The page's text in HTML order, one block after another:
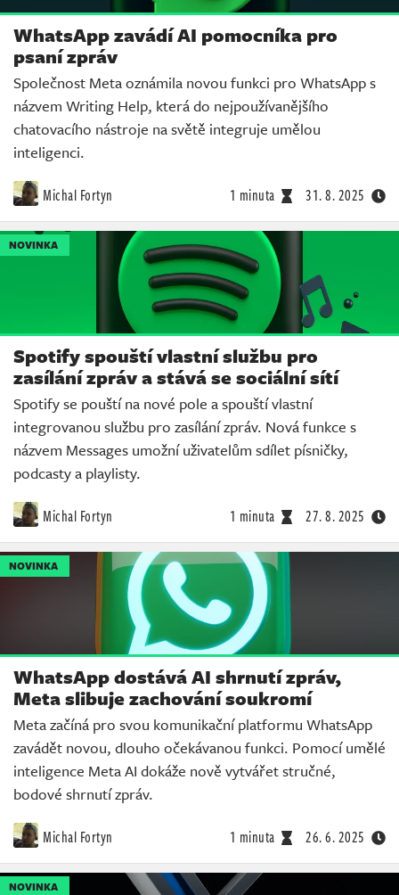
WhatsApp zavádí AI pomocníka pro
psaní zpráv
Společnost Meta oznámila novou funkci pro WhatsApp s
názvem Writing Help, která do nejpoužívanějšího
chatovacího nástroje na světě integruje umělou
inteligenci.
Michal Fortyn 1 minuta 31. 8. 2025
NOVINKA
Spotify spouští vlastní službu pro
zasílání zpráv a stává se sociální sítí
Spotify se pouští na nové pole a spouští vlastní
integrovanou službu pro zasílání zpráv. Nová funkce s
názvem Messages umožní uživatelům sdílet písničky,
podcasty a playlisty.
Michal Fortyn 1 minuta 27. 8. 2025
NOVINKA
WhatsApp dostává AI shrnutí zpráv,
Meta slibuje zachování soukromí
Meta začíná pro svou komunikační platformu WhatsApp
zavádět novou, dlouho očekávanou funkci. Pomocí umělé
inteligence Meta AI dokáže nově vytvářet stručné,
bodové shrnutí zpráv.
Michal Fortyn 1 minuta 26. 6. 2025
NOVINKA